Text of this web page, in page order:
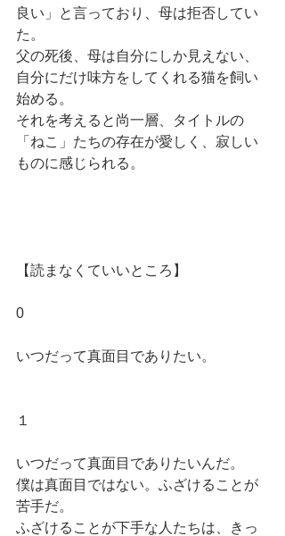
良い」と言っており、母は拒否してい
た。
父の死後、母は自分にしか見えない、
自分にだけ味方をしてくれる猫を飼い
始める。
それを考えると尚一層、タイトルの
「ねこ」たちの存在が愛しく、寂しい
ものに感じられる。
【読まなくていいところ】
0
いつだって真面目でありたい。
１
いつだって真面目でありたいんだ。
僕は真面目ではない。ふざけることが
苦手だ。
ふざけることが下手な人たちは、きっ